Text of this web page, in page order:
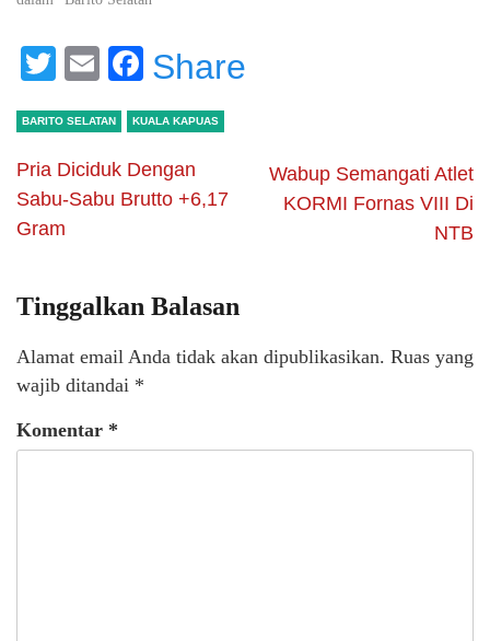
Twitter
EmailFacebook
Share
BARITO SELATAN KUALA KAPUAS
Pria Diciduk Dengan
Sabu-Sabu Brutto +6,17
Gram
Wabup Semangati Atlet
KORMI Fornas VIII Di
NTB
Tinggalkan Balasan
Alamat email Anda tidak akan dipublikasikan. Ruas yang
wajib ditandai *
Komentar *